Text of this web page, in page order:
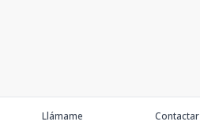
Llámame Contactar